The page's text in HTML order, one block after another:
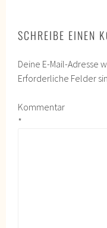
SCHREIBE EINEN
Deine E-Mail-Adresse
Erforderliche Felder
Kommentar
*